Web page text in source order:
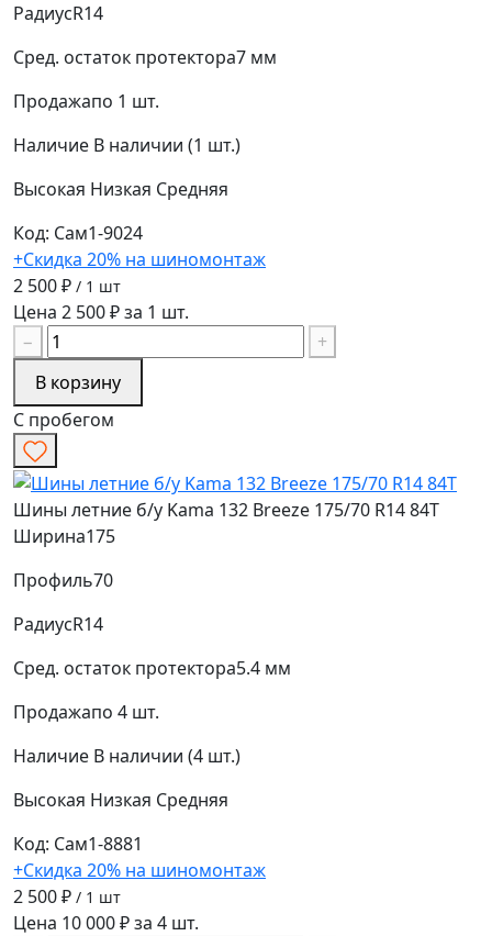
РадиусR14
Сред. остаток протектора7 мм
Продажапо 1 шт.
Наличие В наличии (1 шт.)
Высокая Низкая Средняя
Код: Сам1-9024
+Скидка 20% на шиномонтаж
2 500 ₽ / 1 шт
Цена 2 500 ₽ за 1 шт.
−
+
В корзину
С пробегом
Шины летние б/у Kama 132 Breeze 175/70 R14 84T
Ширина175
Профиль70
РадиусR14
Сред. остаток протектора5.4 мм
Продажапо 4 шт.
Наличие В наличии (4 шт.)
Высокая Низкая Средняя
Код: Сам1-8881
+Скидка 20% на шиномонтаж
2 500 ₽ / 1 шт
Цена 10 000 ₽ за 4 шт.